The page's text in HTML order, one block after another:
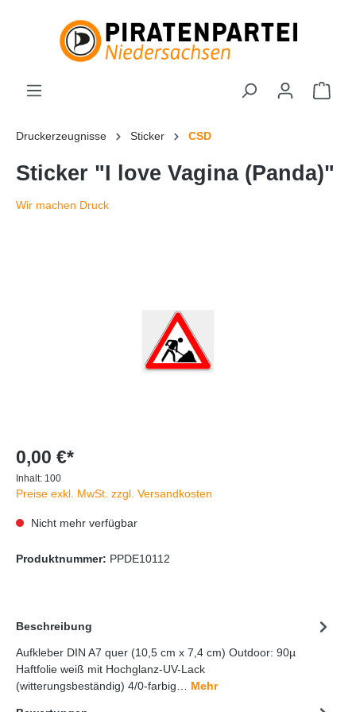
Druckerzeugnisse Sticker CSD
Sticker "I love Vagina (Panda)"
Wir machen Druck
0,00 €*
Inhalt: 100
Preise exkl. MwSt. zzgl. Versandkosten
Nicht mehr verfügbar
Produktnummer: PPDE10112
Beschreibung
Aufkleber DIN A7 quer (10,5 cm x 7,4 cm) Outdoor: 90µ
Haftfolie weiß mit Hochglanz-UV-Lack
(witterungsbeständig) 4/0-farbig… Mehr